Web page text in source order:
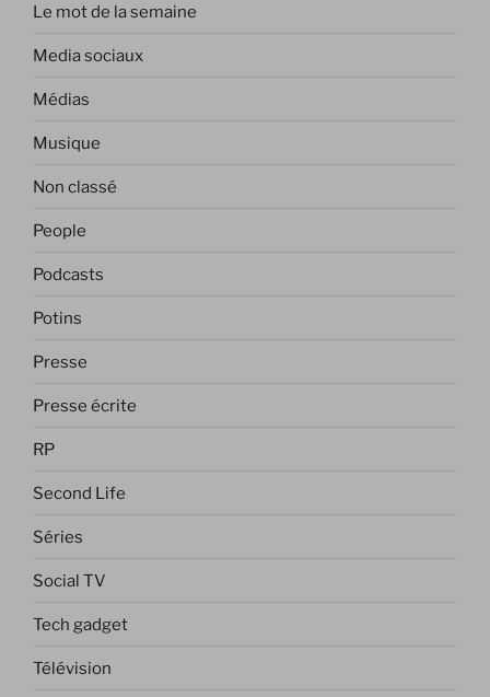
Le mot de la semaine
Media sociaux
Médias
Musique
Non classé
People
Podcasts
Potins
Presse
Presse écrite
RP
Second Life
Séries
Social TV
Tech gadget
Télévision